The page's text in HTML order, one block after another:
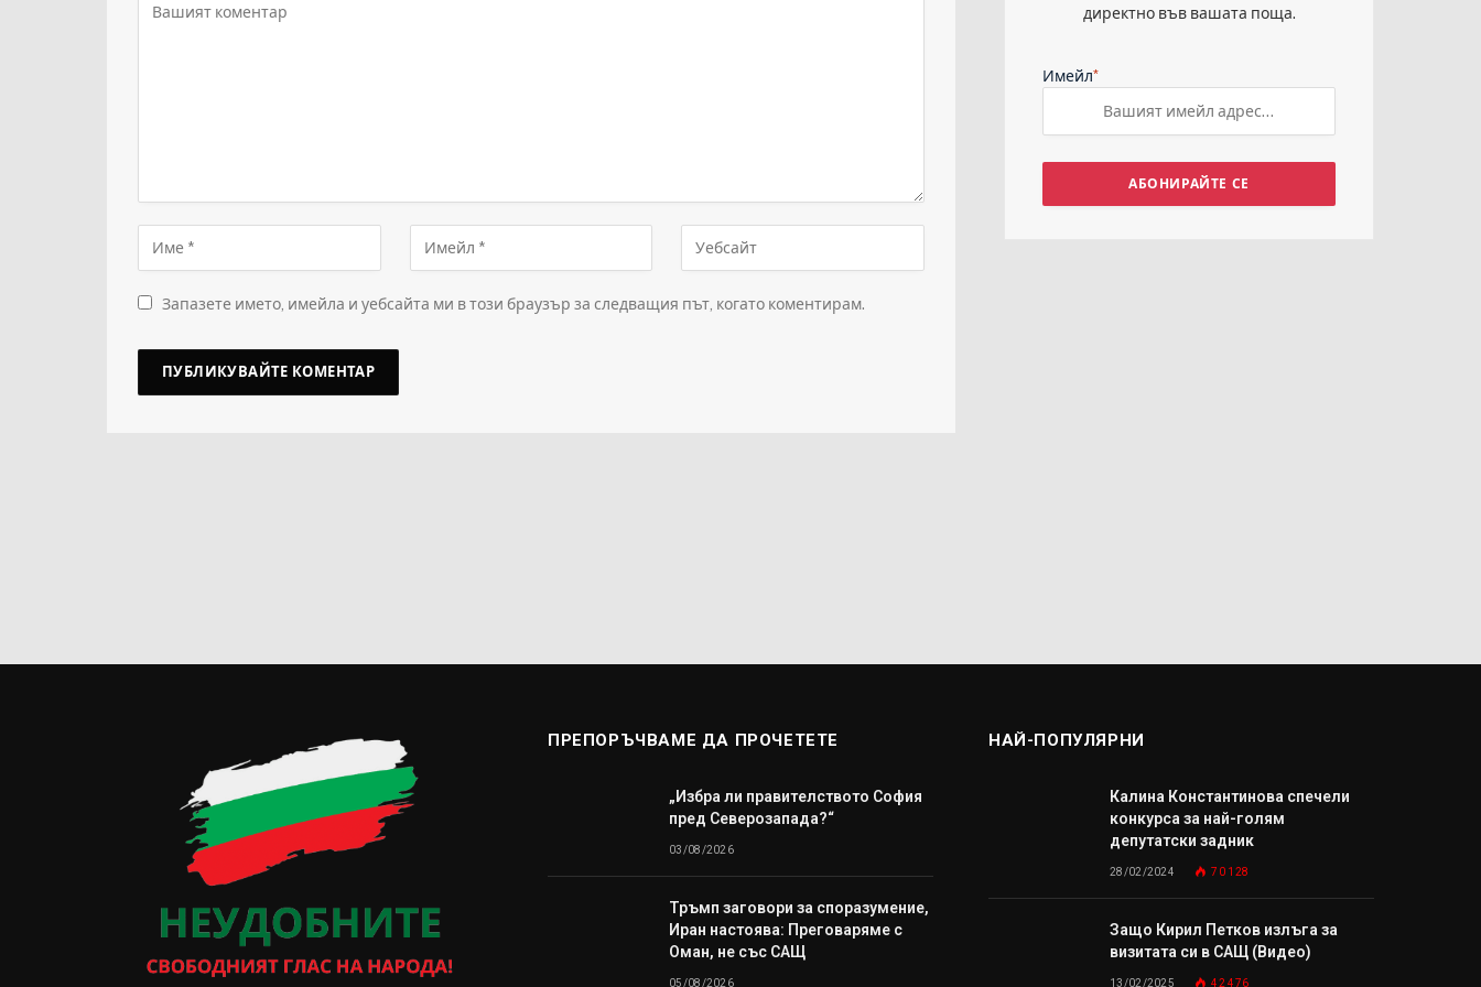
Запазете името, имейла и уебсайта ми в този браузър за следващия път, когато коментирам.
директно във вашата поща.
Имейл*
ПРЕПОРЪЧВАМЕ ДА ПРОЧЕТЕТЕ
„Избра ли правителството София
пред Северозапада?“
03/08/2026
Тръмп заговори за споразумение,
Иран настоява: Преговаряме с
Оман, не със САЩ
05/08/2026
НАЙ-ПОПУЛЯРНИ
Калина Константинова спечели
конкурса за най-голям
депутатски задник
28/02/2024 70 128
Защо Кирил Петков излъга за
визитата си в САЩ (Видео)
13/02/2025 42 476